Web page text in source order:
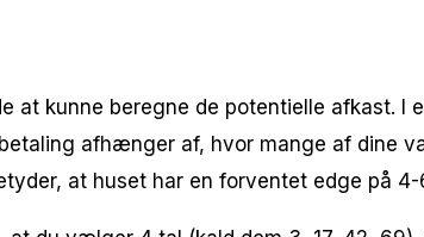
at kunne beregne de potentielle afkast.
afhænger af, hvor mange af dine
at huset har en forventet edge på